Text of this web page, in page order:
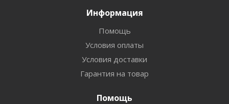
Информация
Помощь
Условия оплаты
Условия доставки
Гарантия на товар
Помощь